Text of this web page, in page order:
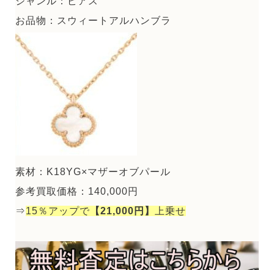
お品物：スウィートアルハンブラ
素材：K18YG×マザーオブパール
参考買取価格：140,000円
⇒15％アップで 【21,000円】 上乗せ